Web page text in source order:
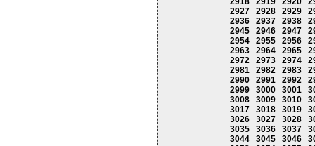
2927
2928 2929
2936
2937 2938
2945
2946 2947
2954
2955 2956
2963
2964 2965
2972
2973 2974
2981
2982 2983
2990
2991 2992
2999
3000 3001
3008
3009 3010
3017
3018 3019
3026
3027 3028
3035
3036 3037
3044
3045 3046